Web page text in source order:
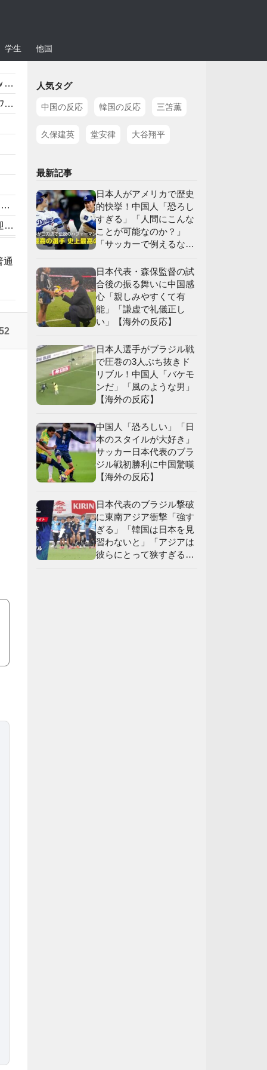
学生 他国
通
人気タグ
中国の反応 韓国の反応 三笘薫
久保建英 堂安律 大谷翔平
最新記事
日本人がアメリカで歴史
的快挙！中国人「恐ろし
すぎる」「人間にこんな
ことが可能なのか？」
「サッカーで例えるな
日本代表・森保監督の試
合後の振る舞いに中国感
心「親しみやすくて有
能」「謙虚で礼儀正し
い」【海外の反応】
日本人選手がブラジル戦
で圧巻の3人ぶち抜きド
リブル！中国人「バケモ
ンだ」「風のような男」
【海外の反応】
中国人「恐ろしい」「日
本のスタイルが大好き」
サッカー日本代表のブラ
ジル戦初勝利に中国驚嘆
【海外の反応】
日本代表のブラジル撃破
に東南アジア衝撃「強す
ぎる」「韓国は日本を見
習わないと」「アジアは
彼らにとって狭すぎる」